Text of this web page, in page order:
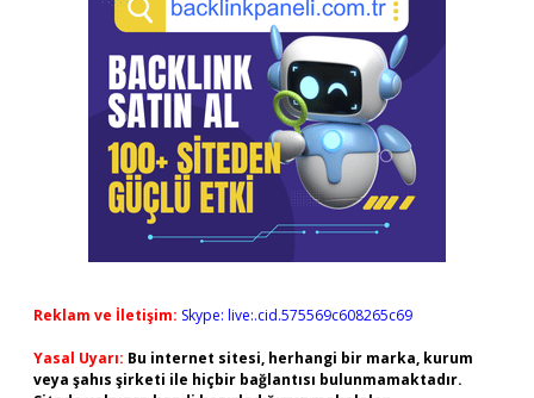
Reklam ve İletişim: Skype: live:.cid.575569c608265c69
Yasal Uyarı: Bu internet sitesi, herhangi bir marka, kurum
veya şahıs şirketi ile hiçbir bağlantısı bulunmamaktadır.